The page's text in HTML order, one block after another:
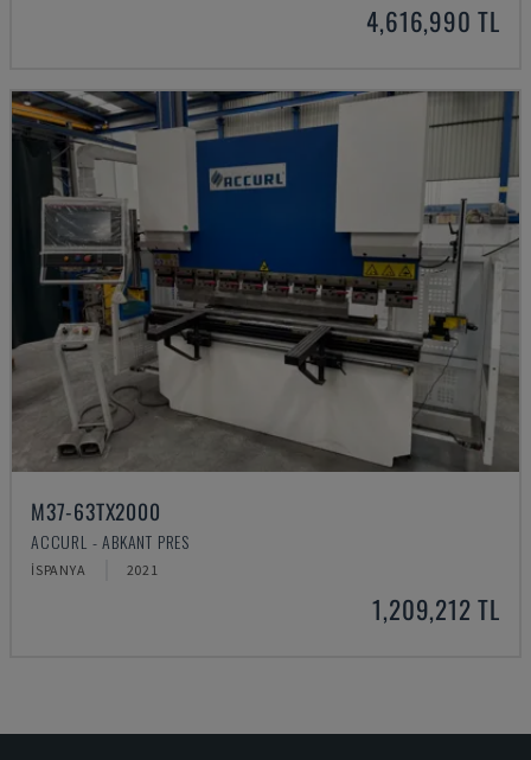
4,616,990 TL
M37-63TX2000
ACCURL - ABKANT PRES
İSPANYA 2021
1,209,212 TL